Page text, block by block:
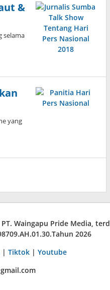
&
selama
yang
Waingapu Pride Media,
2026
| Tiktok | Youtube